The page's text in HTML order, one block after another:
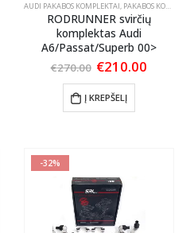
,VW PAKABOS KOMPLEKTAI
AUDI PAKABOS KOMPLEKTAI, PAKABOS KOMPLEKTAI
RODRUNNER svirčių
komplektas Audi
A6/Passat/Superb 00>
€270.00 Original
was:
€270.00.
€210.00
Į KREPŠELĮ
-32%